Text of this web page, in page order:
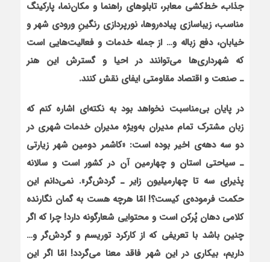
جذاب، خط‌کشی معابر، تابلوهای راهنما و مکان‌نما، پارکینگ
مناسب، زیباسازی پیاده‌روها، نورپردازی رنگینِ ورودی شهر و
خیابان، دفع زباله و… از جمله خدمات و فعالیت‌هایی است
که شهرداری‌ها می‌توانند در احیا و گسترش این هنر
ـ صنعت و اقتصاد مقاومتی ایفای نقش کنند.
در پایان بی‌مناسبت نخواهد بود به نکته‌ای اشاره کنم که
زبان مشترک تمام مدیران به‌ویژه مدیران خدمات شهری در
دو سه دهه‌ی اخیر بوده است: «کاشمر دومین شهر زیارتی
ـسیاحتی استان و چهارمین آن در کشور است و سالانه
پذیرای سه تا چهارمیلیون زایرـگردش‌گر». نمی‌دانم این
حکمت فرموده‌ی کیست؟! امّا هرچه هست به گمان نگارنده
کلامی دهان‌ پُرکن است و محتوایی شعارگونه دارد! چرا که اگر
چنین باشد با تعریفی که از کارکرد توریسم و گردش‌گر و…
داریم، بیکاری در این شهر فاقد معنا می‌گردد! امّا اگر این